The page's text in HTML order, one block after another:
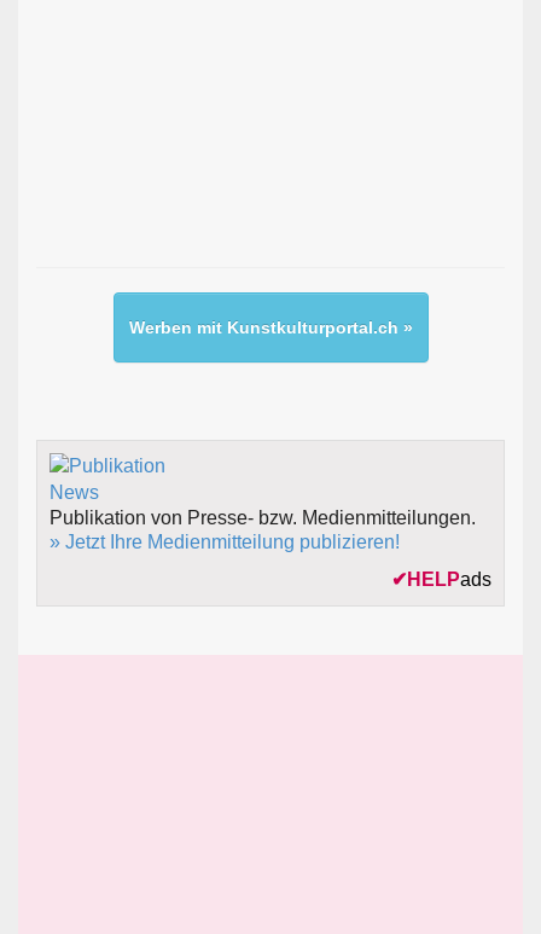
Werben mit Kunstkulturportal.ch »
Publikation von Presse- bzw. Medienmitteilungen.
» Jetzt Ihre Medienmitteilung publizieren!
✔ HELPads